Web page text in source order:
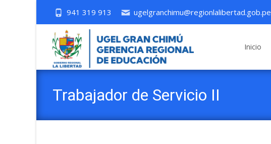
941 319 913 ugelgranchimu@regionlalibertad.gob.pe
Inicio
Trabajador de Servicio II